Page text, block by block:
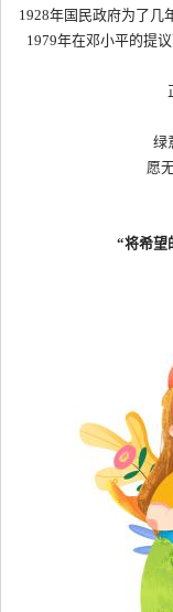
1928年国民政府为了几
1979年在邓小平的提
绿
愿
“将希望